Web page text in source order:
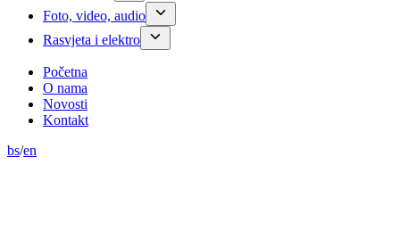
Foto, video, audio
Rasvjeta i elektro
Početna
O nama
Novosti
Kontakt
bs/en